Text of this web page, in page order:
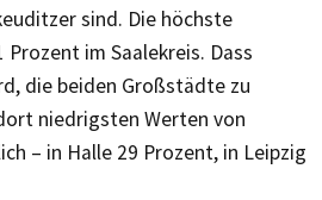
sind. Die höchste
im Saalekreis. Dass
die beiden Großstädte zu
niedrigsten Werten von
– in Halle 29 Prozent, in Leipzig